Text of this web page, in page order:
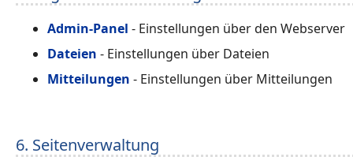
Admin-Panel - Einstellungen über den Webserver
Dateien - Einstellungen über Dateien
Mitteilungen - Einstellungen über Mitteilungen
6. Seitenverwaltung